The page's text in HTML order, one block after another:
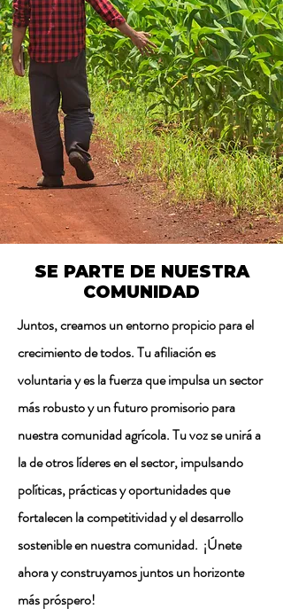
SE PARTE DE NUESTRA
COMUNIDAD
Juntos, creamos un entorno propicio para el
crecimiento de todos. Tu afiliación es
voluntaria y es la fuerza que impulsa un sector
más robusto y un futuro promisorio para
nuestra comunidad agrícola. ​Tu voz se unirá a
la de otros líderes en el sector, impulsando
políticas, prácticas y oportunidades que
fortalecen la competitividad y el desarrollo
sostenible en nuestra comunidad. ¡Únete
ahora y construyamos juntos un horizonte
más próspero!